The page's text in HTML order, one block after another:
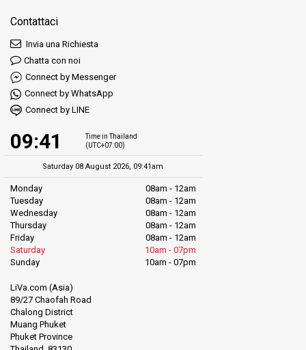
Contattaci
Invia una Richiesta
Chatta con noi
Connect by Messenger
Connect by WhatsApp
Connect by LINE
09:41
Time in Thailand
(UTC+07:00)
Saturday 08 August 2026, 09:41am
Monday
08am - 12am
Tuesday
08am - 12am
Wednesday
08am - 12am
Thursday
08am - 12am
Friday
08am - 12am
Saturday
10am - 07pm
Sunday
10am - 07pm
LiVa.com (Asia)
89/27 Chaofah Road
Chalong District
Muang Phuket
Phuket Province